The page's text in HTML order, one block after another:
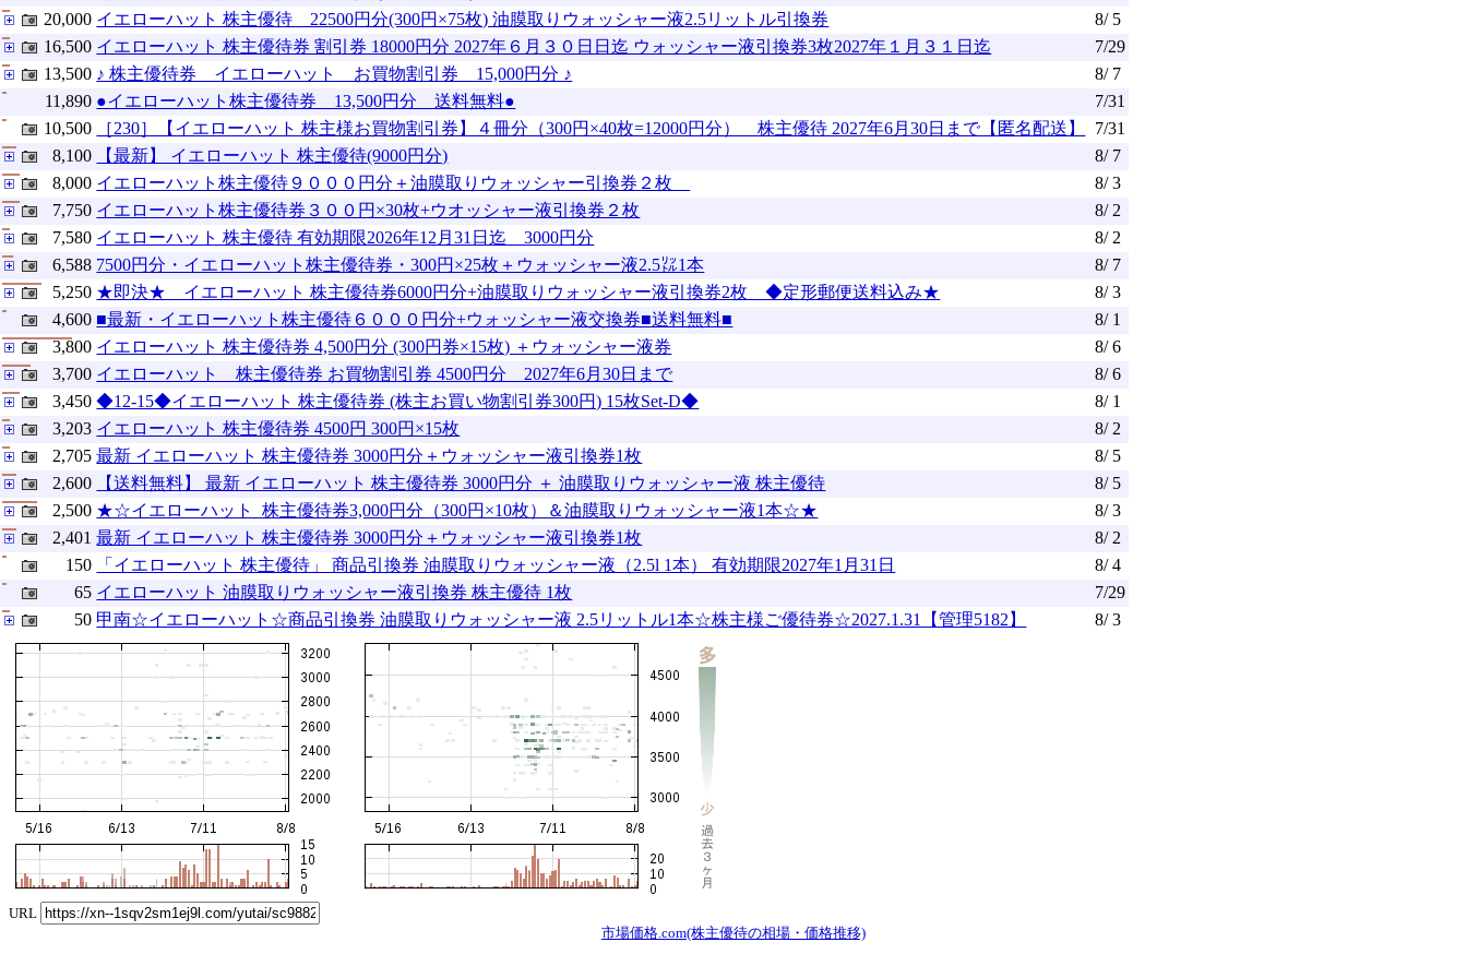
20,000 イエローハット 株主優待 22500円分(300円×75枚) 油膜取りウォッシャー液2.5リットル引換券
8/ 5
16,500 イエローハット 株主優待券 割引券 18000円分 2027年６月３０日日迄 ウォッシャー液引換券3枚2027年１月３１日迄
7/29
13,500 ♪ 株主優待券 イエローハット お買物割引券 15,000円分 ♪
8/ 7
11,890 ●イエローハット株主優待券 13,500円分 送料無料●
7/31
10,500
［230］【イエローハット 株主様お買物割引券】４冊分（300円×40枚=12000円分） 株主優待 2027年6月30日まで【匿名配送】
7/31
8,100
【最新】 イエローハット 株主優待(9000円分)
8/ 7
8,000 イエローハット株主優待９０００円分＋油膜取りウォッシャー引換券２枚
8/ 3
7,750 イエローハット株主優待券３００円×30枚+ウオッシャー液引換券２枚
8/ 2
7,580 イエローハット 株主優待 有効期限2026年12月31日迄 3000円分
8/ 2
6,588 7500円分・イエローハット株主優待券・300円×25枚＋ウォッシャー液2.5㍑1本
8/ 7
5,250 ★即決★ イエローハット 株主優待券6000円分+油膜取りウォッシャー液引換券2枚 ◆定形郵便送料込み★
8/ 3
4,600 ■最新・イエローハット株主優待６０００円分+ウォッシャー液交換券■送料無料■
8/ 1
3,800 イエローハット 株主優待券 4,500円分 (300円券×15枚) ＋ウォッシャー液券
8/ 6
3,700 イエローハット 株主優待券 お買物割引券 4500円分 2027年6月30日まで
8/ 6
3,450 ◆12-15◆イエローハット 株主優待券 (株主お買い物割引券300円) 15枚Set-D◆
8/ 1
3,203 イエローハット 株主優待券 4500円 300円×15枚
8/ 2
2,705 最新 イエローハット 株主優待券 3000円分＋ウォッシャー液引換券1枚
8/ 5
2,600
【送料無料】 最新 イエローハット 株主優待券 3000円分 ＋ 油膜取りウォッシャー液 株主優待
8/ 5
2,500 ★☆イエローハット_株主優待券3,000円分（300円×10枚）＆油膜取りウォッシャー液1本☆★
8/ 3
2,401 最新 イエローハット 株主優待券 3000円分＋ウォッシャー液引換券1枚
8/ 2
150
「イエローハット 株主優待」 商品引換券 油膜取りウォッシャー液（2.5l 1本） 有効期限2027年1月31日
8/ 4
65 イエローハット 油膜取りウォッシャー液引換券 株主優待 1枚
7/29
50 甲南☆イエローハット☆商品引換券 油膜取りウォッシャー液 2.5リットル1本☆株主様ご優待券☆2027.1.31【管理5182】 8/ 3
URL
市場価格.com(株主優待の相場・価格推移)